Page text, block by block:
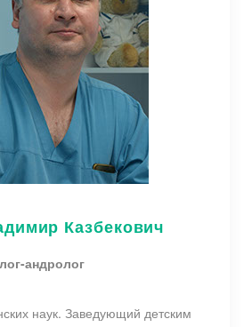
Казбекович
андролог
наук. Заведующий детским